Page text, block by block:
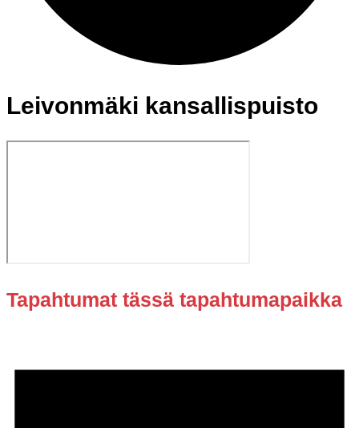
Leivonmäki kansallispuisto
Tapahtumat tässä tapahtumapaikka